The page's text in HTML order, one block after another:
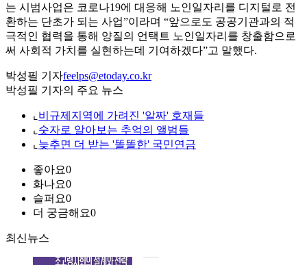
는 시범사업은 코로나19에 대응해 노인일자리를 디지털로 전
환하는 단초가 되는 사업”이라며 “앞으로도 공공기관과의 적
극적인 협력을 통해 양질의 언택트 노인일자리를 창출함으로
써 사회적 가치를 실현하는데 기여하겠다”고 말했다.
박성필 기자feelps@etoday.co.kr
박성필 기자의 주요 뉴스
⌞ 비규제지역에 가려진 '알짜' 호재들
⌞ 숫자로 알아보는 추억의 앨범들
⌞ 늦추면 더 받는 '똘똘한' 국민연금
좋아요0
화나요0
슬퍼요0
더 궁금해요0
최신뉴스